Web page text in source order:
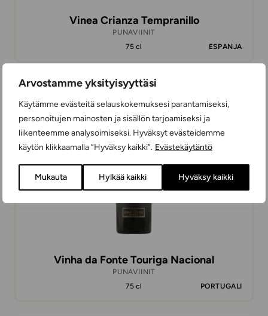
Arvostamme yksityisyyttäsi
Käytämme evästeitä selauskokemuksesi parantamiseksi,
personoitujen mainosten ja sisällön tarjoamiseksi ja
liikenteemme analysoimiseksi. Hyväksyt evästeidemme
käytön klikkaamalla ”Hyväksy kaikki”. Evästekäytäntö
Mukauta Hylkää kaikki Hyväksy kaikki
Vinea Crianza Tempranillo
PUNAVIINIT
75 cl
ESPANJA
13,98 €
Vinha da Fonte Touriga Nacional
PUNAVIINIT
75 cl
PORTUGALI